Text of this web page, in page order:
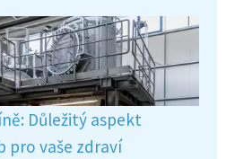
Důležitý aspekt
pro vaše zdraví